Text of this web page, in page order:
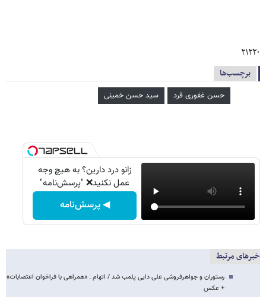
۲۱۲۲۰
برچسب‌ها
حسن غفوری فرد سید حسن خمینی
زانو درد دارین؟ به هیچ وجه
عمل نکنید❌ "پرسش‌نامه"
◀ پرسش‌نامه
خبرهای مرتبط
رستوران و جواهرفروشی علی دایی پلمب شد / اتهام : «همراهی با فراخوان اعتصابات»
+ عکس